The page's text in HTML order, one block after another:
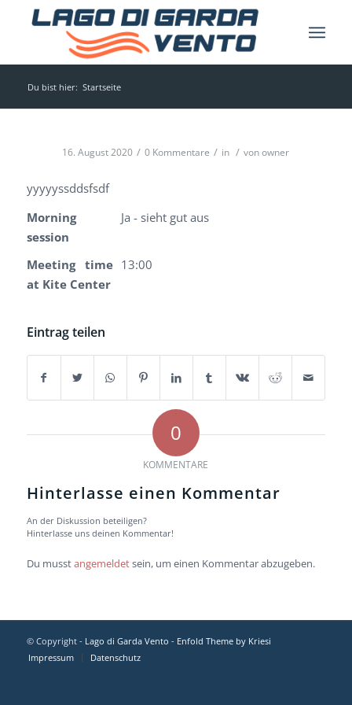
Du bist hier: Startseite
16. August 2020 / 0 Kommentare / in / vonowner
yyyyyssddsfsdf
Morning
session
Ja - sieht gut aus
Meeting time
at Kite Center
13:00
Eintrag teilen
0
KOMMENTARE
Hinterlasse einen Kommentar
An der Diskussion beteiligen?
Hinterlasse uns deinen Kommentar!
Du musstangemeldetsein, um einen Kommentar abzugeben.
© Copyright - Lago di Garda Vento - Enfold Theme by Kriesi
Impressum
Datenschutz